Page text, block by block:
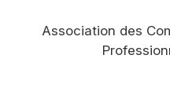
Association des